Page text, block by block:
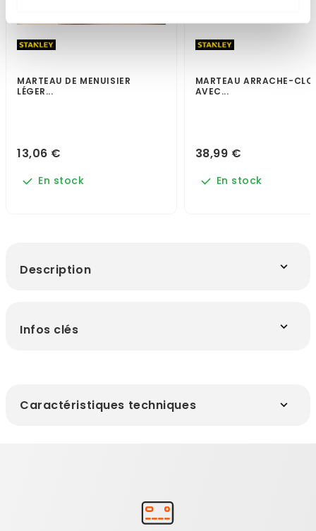
MARTEAU DE MENUISIER
LÉGER...
13,06 €
En stock
MARTEAU ARRACHE-
AVEC...
38,99 €
En stock
Description
Infos clés
Caractéristiques techniques